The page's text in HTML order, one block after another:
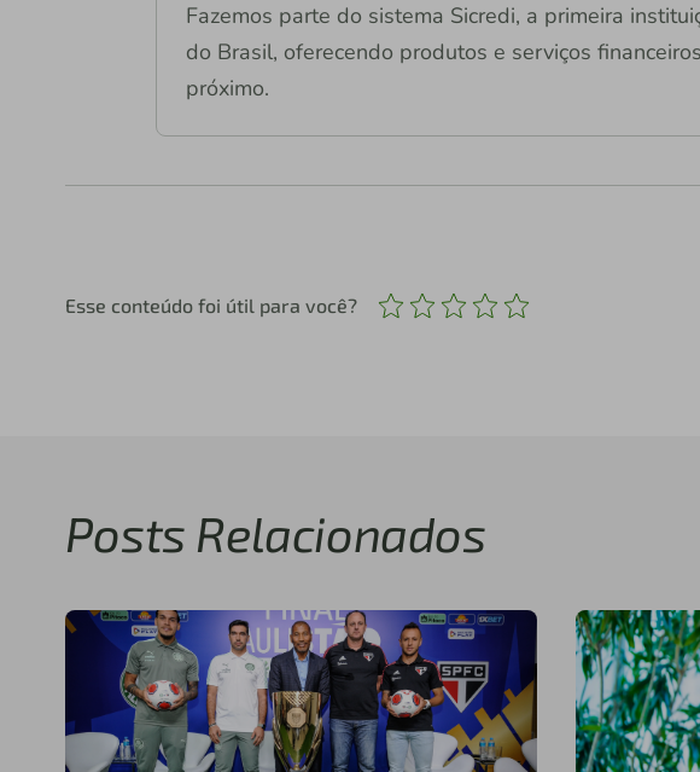
Fazemos parte do sistema Sicredi, a primeira
do Brasil, oferecendo produtos e serviços
próximo.
Esse conteúdo foi útil para você?
Posts Relacionados